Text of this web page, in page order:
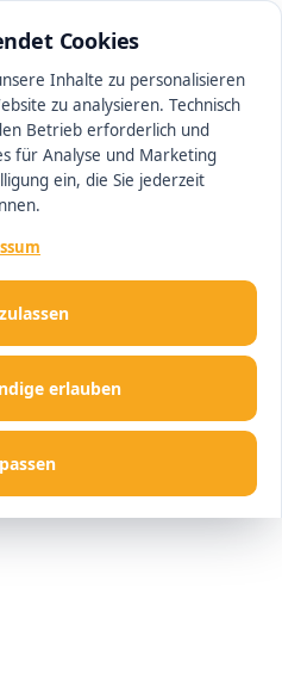
Cookies
Inhalte zu personalisieren
zu analysieren. Technisch
Betrieb erforderlich und
für Analyse und Marketing
ein, die Sie jederzeit
erlauben